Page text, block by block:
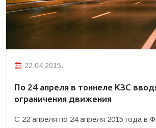
22.04.2015.
По 24 апреля в тоннеле КЗС
ограничения движения
С 22 апреля по 24 апреля 2015 года в